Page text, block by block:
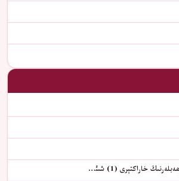
خاراكتېرى (1) شىئ…